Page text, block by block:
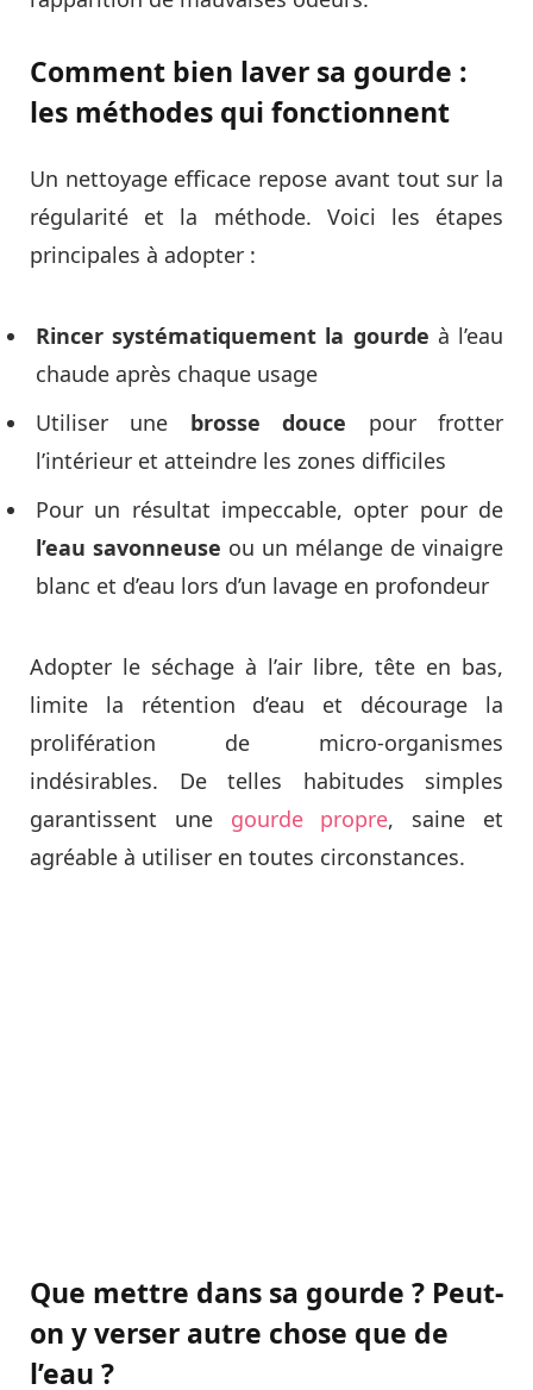
Comment bien laver sa gourde :
les méthodes qui fonctionnent
Un nettoyage efficace repose avant tout sur la
régularité et la méthode. Voici les étapes
principales à adopter :
Rincer systématiquement la gourde à l’eau
chaude après chaque usage
Utiliser une brosse douce pour frotter
l’intérieur et atteindre les zones difficiles
Pour un résultat impeccable, opter pour de
l’eau savonneuse ou un mélange de vinaigre
blanc et d’eau lors d’un lavage en profondeur
Adopter le séchage à l’air libre, tête en bas,
limite la rétention d’eau et décourage la
prolifération de micro-organismes
indésirables. De telles habitudes simples
garantissent une gourde propre, saine et
agréable à utiliser en toutes circonstances.
Que mettre dans sa gourde ? Peut-
on y verser autre chose que de
l’eau ?